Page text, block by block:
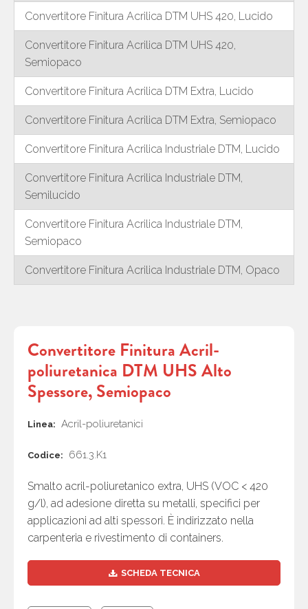
Convertitore Finitura Acrilica DTM UHS 420, Lucido
Convertitore Finitura Acrilica DTM UHS 420,
Semiopaco
Convertitore Finitura Acrilica DTM Extra, Lucido
Convertitore Finitura Acrilica DTM Extra, Semiopaco
Convertitore Finitura Acrilica Industriale DTM, Lucido
Convertitore Finitura Acrilica Industriale DTM,
Semilucido
Convertitore Finitura Acrilica Industriale DTM,
Semiopaco
Convertitore Finitura Acrilica Industriale DTM, Opaco
Convertitore Finitura Acril-
poliuretanica DTM UHS Alto
Spessore, Semiopaco
Linea: Acril-poliuretanici
Codice: 661.3.K1
Smalto acril-poliuretanico extra, UHS (VOC < 420
g/l), ad adesione diretta su metalli, specifici per
applicazioni ad alti spessori. È indirizzato nella
carpenteria e rivestimento di containers.
SCHEDA TECNICA